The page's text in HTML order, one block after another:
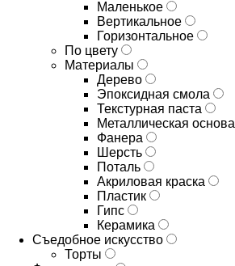
Маленькое
Вертикальное
Горизонтальное
По цвету
Материалы
Дерево
Эпоксидная смола
Текстурная паста
Металлическая основа
Фанера
Шерсть
Поталь
Акриловая краска
Пластик
Гипс
Керамика
Съедобное искусство
Торты